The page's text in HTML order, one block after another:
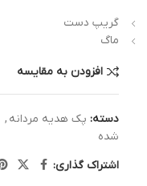
گریپ دست
ماگ
افزودن به مقایسه
دسته: پک هدیه مردانه ,
شده
اشتراک گذاری: